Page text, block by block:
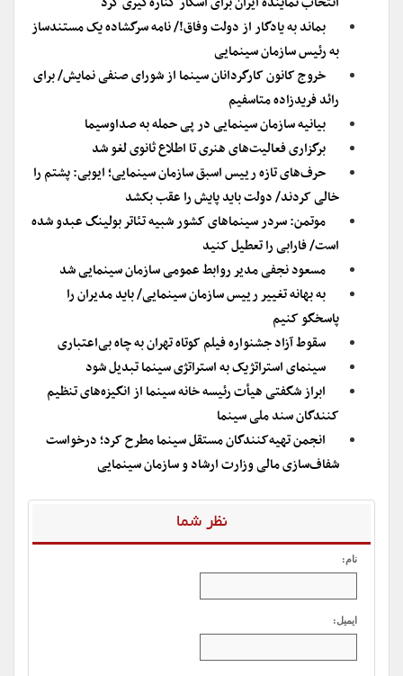
بماند به یادگار از دولت وفاق!/ نامه سرگشاده یک مستندساز
به رئیس سازمان سینمایی
خروج کانون کارگردانان سینما از شورای صنفی نمایش/ برای
رائد فریدزاده متاسفیم
بیانیه سازمان سینمایی در پی حمله به صداوسیما
برگزاری فعالیت‌های هنری تا اطلاع ثانوی لغو شد
حرف‌های تازه رییس اسبق سازمان سینمایی؛ ایوبی: پشتم را
خالی کردند/ دولت باید پایش را عقب بکشد
موتمن: سردر سینماهای کشور شبیه تئاتر بولینگ عبدو شده
است/ فارابی را تعطیل کنید
مسعود نجفی مدیر روابط عمومی سازمان سینمایی شد
به بهانه تغییر رییس سازمان سینمایی/ باید مدیران را
پاسخگو کنیم
سقوط آزاد جشنواره فیلم کوتاه تهران به چاه بی‌اعتباری
سینمای استراتژیک به استراتژی سینما تبدیل شود
ابراز شگفتی هیأت رئیسه خانه سینما از انگیزه‌های تنظیم
کنندگان سند ملی سینما
انجمن تهیه‌کنندگان مستقل سینما مطرح کرد؛ درخواست
شفاف‌سازی مالی وزارت ارشاد و سازمان سینمایی
نظر شما
نام:
ایمیل: